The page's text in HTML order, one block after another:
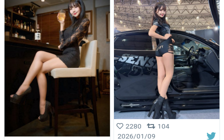
2280
104
2026/01/09